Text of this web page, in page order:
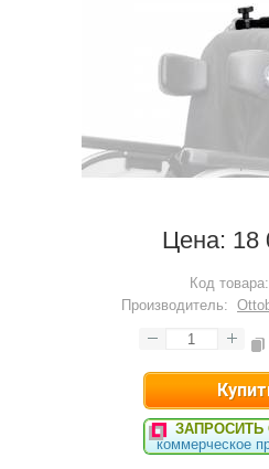
Цена: 18
Код товара:
Производитель:
ЗАПРОСИТЬ
коммерческое